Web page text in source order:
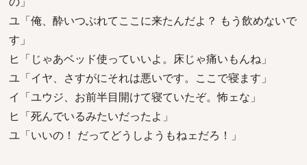
ユ「俺、酔いつぶれてここに来たんだよ？ もう飲めないで
す」
ヒ「じゃあベッド使っていいよ。床じゃ痛いもんね」
ユ「イヤ、さすがにそれは悪いです。ここで寝ます」
イ「ユウジ、お前半目開けて寝ていたぞ。怖ェな」
ヒ「死んでいるみたいだったよ」
ユ「いいの！ だってどうしようもねェだろ！」